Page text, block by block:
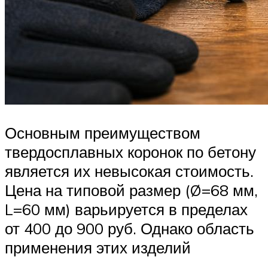
Основным преимуществом
твердосплавных коронок по бетону
является их невысокая стоимость.
Цена на типовой размер (Ø=68 мм,
L=60 мм) варьируется в пределах
от 400 до 900 руб. Однако область
применения этих изделий